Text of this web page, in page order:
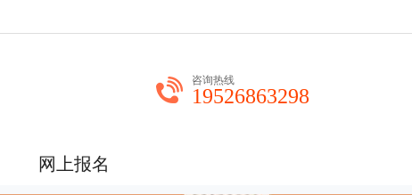
咨询热线
19526863298
网上报名